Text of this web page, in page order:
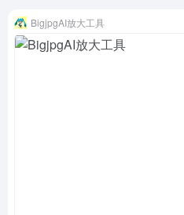
BigjpgAI放大工具